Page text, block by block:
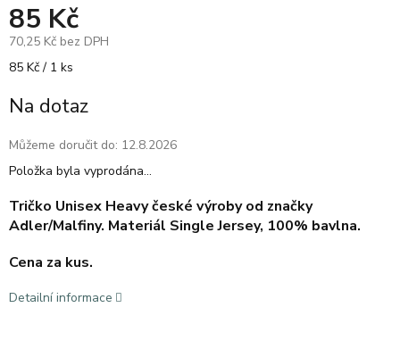
85 Kč
70,25 Kč bez DPH
Měrná
85 Kč / 1 ks
Na dotaz
Můžeme doručit do: 12.8.2026
Položka byla vyprodána…
Tričko Unisex Heavy české výroby od značky
Adler/Malfiny. Materiál Single Jersey, 100% bavlna.
Cena za kus.
Detailní informace